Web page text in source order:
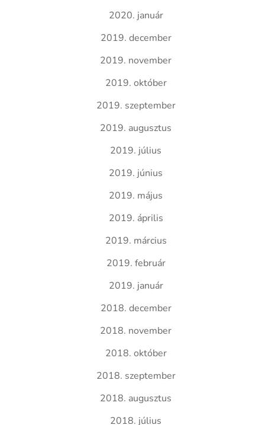
2020. január
2019. december
2019. november
2019. október
2019. szeptember
2019. augusztus
2019. július
2019. június
2019. május
2019. április
2019. március
2019. február
2019. január
2018. december
2018. november
2018. október
2018. szeptember
2018. augusztus
2018. július